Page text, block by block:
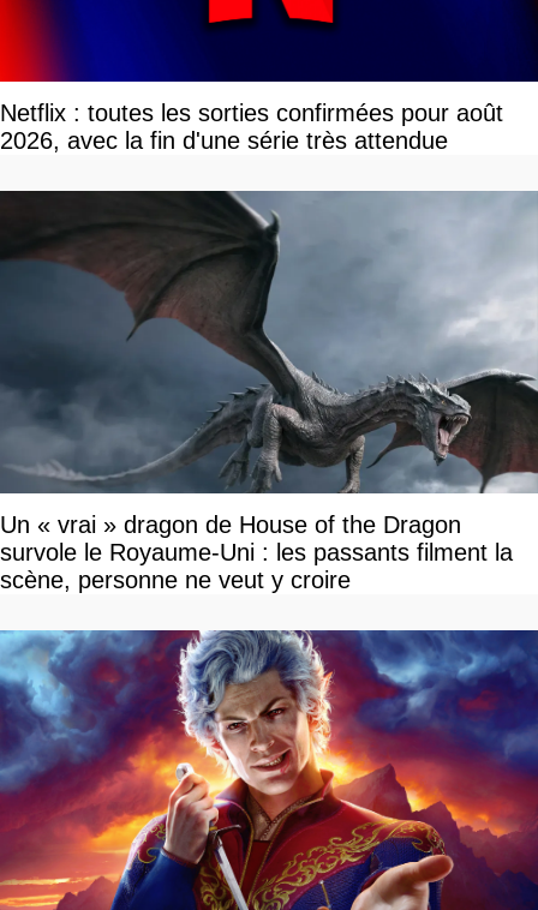
Netflix : toutes les sorties confirmées pour août
2026, avec la fin d'une série très attendue
Un « vrai » dragon de House of the Dragon
survole le Royaume-Uni : les passants filment la
scène, personne ne veut y croire